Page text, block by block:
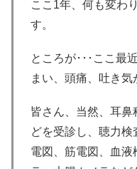
ここ1年、何も変わ
す。
ところが･･･ここ最
まい、頭痛、吐き気
皆さん、当然、耳
どを受診し、聴力
電図、筋電図、血液